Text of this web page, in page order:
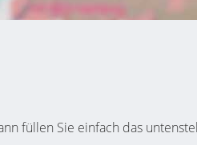
füllen Sie einfach das